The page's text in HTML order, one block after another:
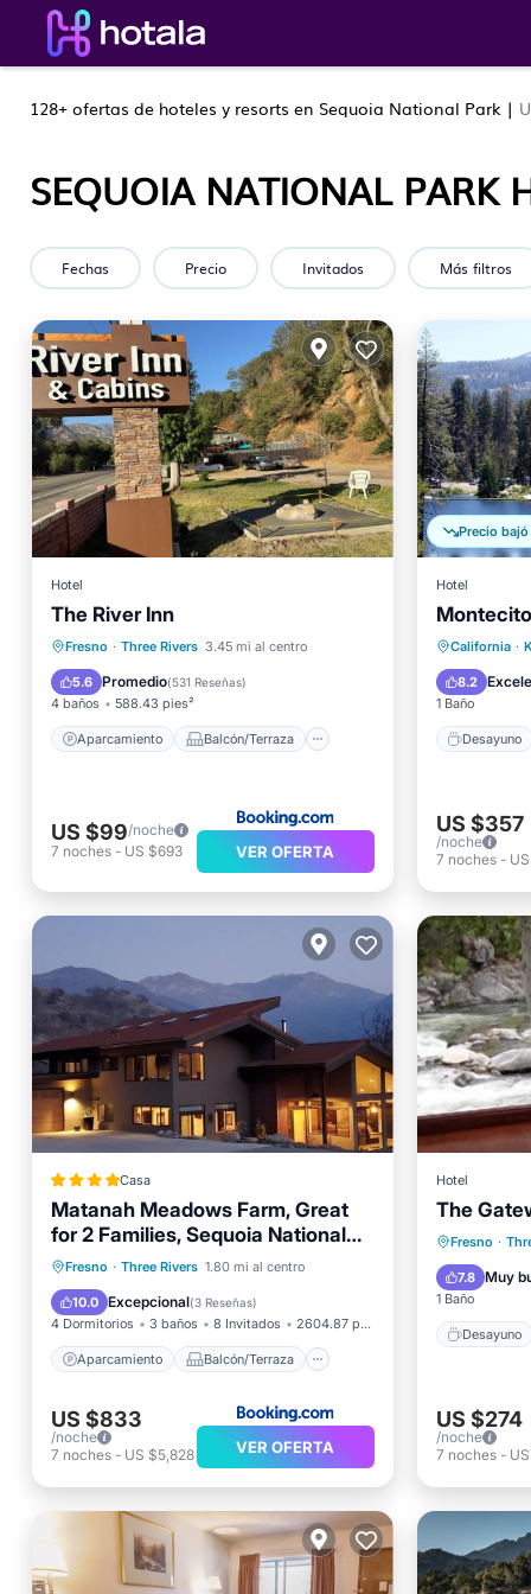
128+ ofertas de hoteles y resorts en Sequoia National Park |
SEQUOIA NATIONAL PARK
Fechas Precio Invitados Más filtros
Hotel
The River Inn
Fresno · Three Rivers 3.45 mi al centro
5.6 Promedio(531 Reseñas)
4 baños 588.43 pies²
Aparcamiento Balcón/Terraza
Aparcamiento
Balcón/Terraza
Vistas
Aire acondicionado
US $99/noche
7 noches - US $693 VER OFERTA
Precio bajó
Hotel
California ·
8.2
1 Baño
Desayuno
Piscina
US $357
/noche
7 noches-
Casa
Matanah Meadows Farm, Great
for 2 Families, Sequoia National
Park and Working Farm
Fresno · Three Rivers 1.80 mi al centro
10.0 Excepcional(3 Reseñas)
4 Dormitorios 3 baños 8 Invitados 2604.87 pies²
Aparcamiento Balcón/Terraza
Aparcamiento
Balcón/Terraza
Vistas
Aire acondicionado
US $833
/noche
7 noches - US $5,828 VER OFERTA
Hotel
The
Fresno ·
7.8 Muy
1 Baño
Desayuno
Balcón/
US $274
/noche
7 noches-